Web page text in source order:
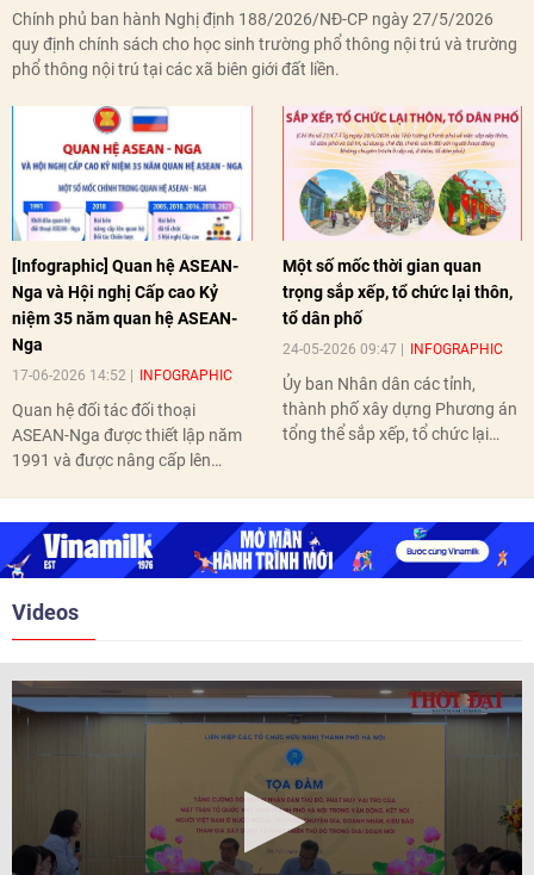
Chính phủ ban hành Nghị định 188/2026/NĐ-CP ngày 27/5/2026
quy định chính sách cho học sinh trường phổ thông nội trú và trường
phổ thông nội trú tại các xã biên giới đất liền.
[Infographic] Quan hệ ASEAN-
Nga và Hội nghị Cấp cao Kỷ
niệm 35 năm quan hệ ASEAN-
Nga
17-06-2026 14:52 INFOGRAPHIC
Quan hệ đối tác đối thoại
ASEAN-Nga được thiết lập năm
1991 và được nâng cấp lên
nghị Cấp cao vào các năm 2005,
2010, 2016, 2018, 2021.
Một số mốc thời gian quan
trọng sắp xếp, tổ chức lại thôn,
tổ dân phố
24-05-2026 09:47 INFOGRAPHIC
Ủy ban Nhân dân các tỉnh,
thành phố xây dựng Phương án
tổng thể sắp xếp, tổ chức lại
Videos